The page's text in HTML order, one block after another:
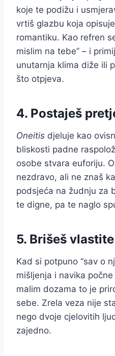
koje te podižu i
vrtiš glazbu koja
romantiku. Kao refren
mislim na tebe” – i
unutarnja klima diže ili
što otpjeva.
4. Postaješ
Oneitis djeluje kao
bliskosti padne
osobe stvara euforiju.
nezdravo, ali ne znaš
podsjeća na žudnju za
te digne, pa te naglo
5. Brišeš
Kad si potpuno “sav o
mišljenja i navika
malim dozama to je
sebe. Zrela veza nije
nego dvoje cjelovitih
zajedno.